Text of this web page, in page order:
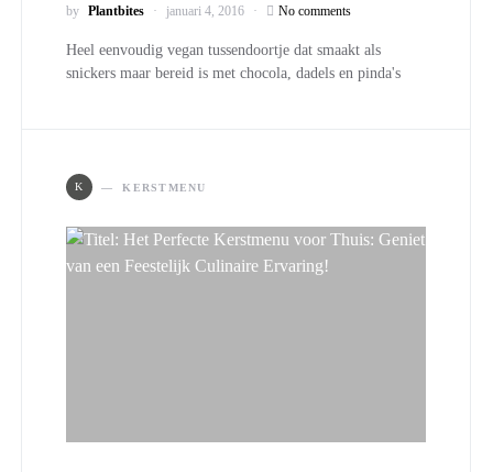
by Plantbites januari 4, 2016 No comments
Heel eenvoudig vegan tussendoortje dat smaakt als
snickers maar bereid is met chocola, dadels en pinda's
K KERSTMENU